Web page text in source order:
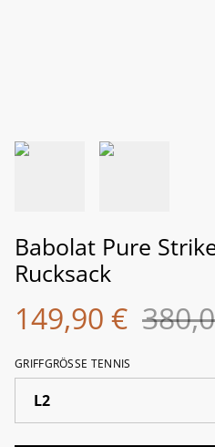
Babolat Pure
Rucksack
149,90 €
GRIFFGRÖSSE TENNIS